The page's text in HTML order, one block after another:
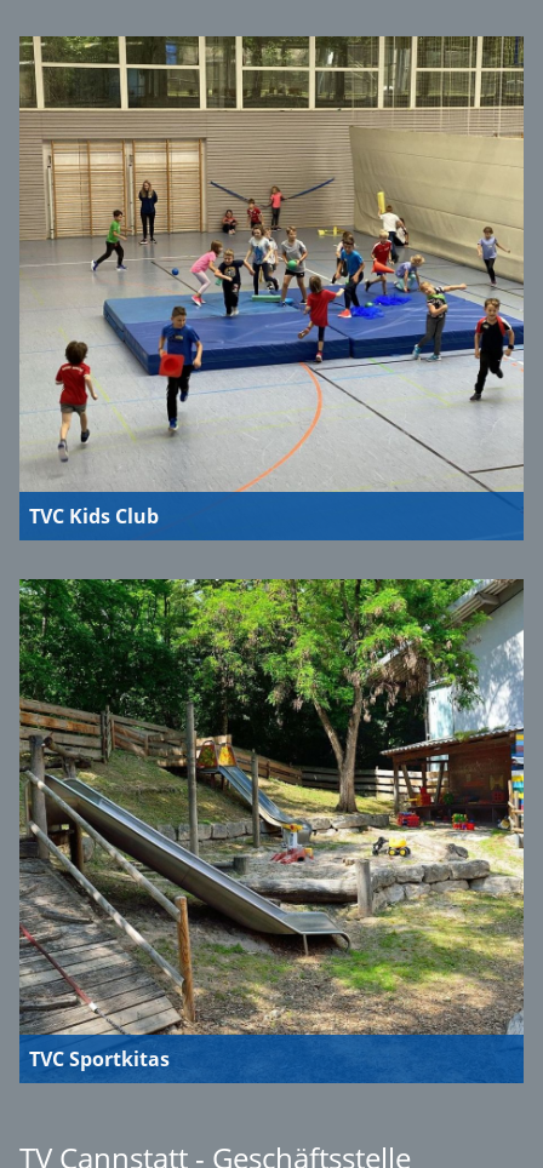
TVC Kids Club
TVC Sportkitas
TV Cannstatt - Geschäftsstelle